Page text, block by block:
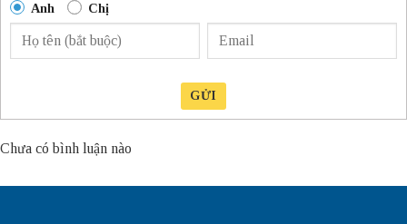
Anh Chị
GỬI
Chưa có bình luận nào